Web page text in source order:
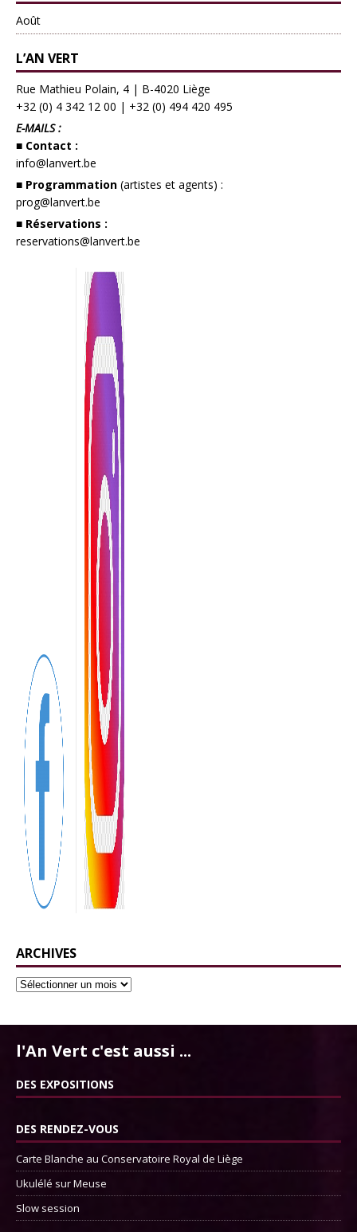
Août
L’AN VERT
Rue Mathieu Polain, 4 | B-4020 Liège
+32 (0) 4 342 12 00 | +32 (0) 494 420 495
E-MAILS :
■ Contact :
info@lanvert.be
■ Programmation (artistes et agents) :
prog@lanvert.be
■ Réservations :
reservations@lanvert.be
ARCHIVES
l'An Vert c'est aussi ...
DES EXPOSITIONS
DES RENDEZ-VOUS
Carte Blanche au Conservatoire Royal de Liège
Ukulélé sur Meuse
Slow session